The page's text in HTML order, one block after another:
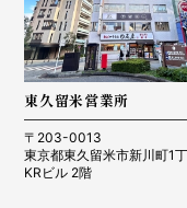
東久留米営業所
〒203-0013
東京都東久留米市新川町1
KRビル 2階